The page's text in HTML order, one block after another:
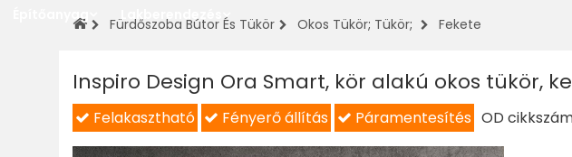
Építőanyag
Lakberendezés
Fürdőszoba Bútor És Tükör Okos Tükör; Tükör; Fekete
Inspiro Design Ora Smart, kör alakú okos tükör,
Felakasztható Fényerő állítás Páramentesítés OD